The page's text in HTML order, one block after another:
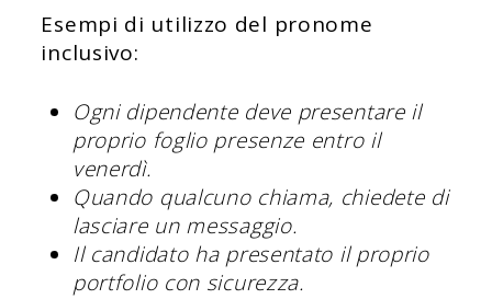
Esempi di utilizzo del pronome
inclusivo:
Ogni dipendente deve presentare il
proprio foglio presenze entro il
venerdì.
Quando qualcuno chiama, chiedete di
lasciare un messaggio.
Il candidato ha presentato il proprio
portfolio con sicurezza.